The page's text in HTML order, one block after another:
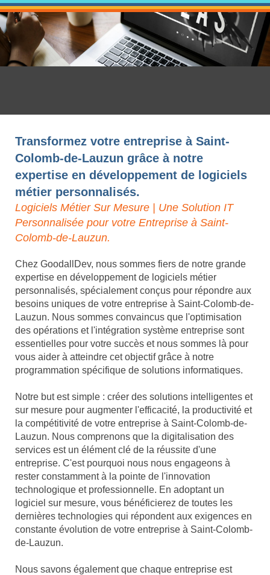
Transformez votre entreprise à Saint-
Colomb-de-Lauzun grâce à notre
expertise en développement de logiciels
métier personnalisés.
Logiciels Métier Sur Mesure | Une Solution IT
Personnalisée pour votre Entreprise à Saint-
Colomb-de-Lauzun.
Chez GoodallDev, nous sommes fiers de notre grande
expertise en développement de logiciels métier
personnalisés, spécialement conçus pour répondre aux
besoins uniques de votre entreprise à Saint-Colomb-de-
Lauzun. Nous sommes convaincus que l'optimisation
des opérations et l'intégration système entreprise sont
essentielles pour votre succès et nous sommes là pour
vous aider à atteindre cet objectif grâce à notre
programmation spécifique de solutions informatiques.
Notre but est simple : créer des solutions intelligentes et
sur mesure pour augmenter l'efficacité, la productivité et
la compétitivité de votre entreprise à Saint-Colomb-de-
Lauzun. Nous comprenons que la digitalisation des
services est un élément clé de la réussite d'une
entreprise. C'est pourquoi nous nous engageons à
rester constamment à la pointe de l'innovation
technologique et professionnelle. En adoptant un
logiciel sur mesure, vous bénéficierez de toutes les
dernières technologies qui répondent aux exigences en
constante évolution de votre entreprise à Saint-Colomb-
de-Lauzun.
Nous savons également que chaque entreprise est